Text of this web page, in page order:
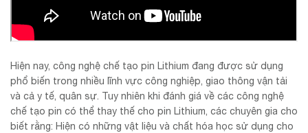
Hiện nay, công nghệ chế tạo pin Lithium đang được sử dụng
phổ biến trong nhiều lĩnh vực công nghiệp, giao thông vận tải
và cả y tế, quân sự. Tuy nhiên khi đánh giá về các công nghệ
chế tạo pin có thể thay thế cho pin Lithium, các chuyên gia cho
biết rằng: Hiện có những vật liệu và chất hóa học sử dụng cho